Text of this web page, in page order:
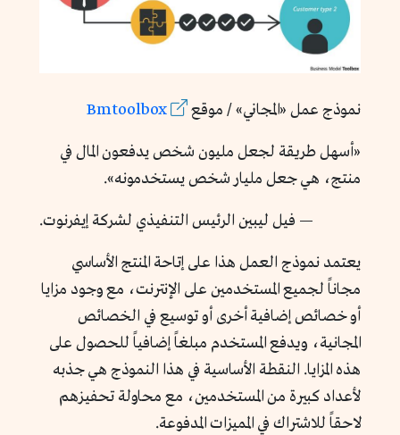
نموذج عمل «المجاني» / موقع Bmtoolbox
«أسهل طريقة لجعل مليون شخص يدفعون المال في
منتج، هي جعل مليار شخص يستخدمونه».
— فيل ليبين الرئيس التنفيذي لشركة إيفرنوت.
يعتمد نموذج العمل هذا على إتاحة المنتج الأساسي
مجاناً لجميع المستخدمين على الإنترنت، مع وجود مزايا
أو خصائص إضافية أخرى أو توسيع في الخصائص
المجانية، ويدفع المستخدم مبلغاً إضافياً للحصول على
هذه المزايا. النقطة الأساسية في هذا النموذج هي جذبه
لأعداد كبيرة من المستخدمين، مع محاولة تحفيزهم
لاحقاً للاشتراك في المميزات المدفوعة.